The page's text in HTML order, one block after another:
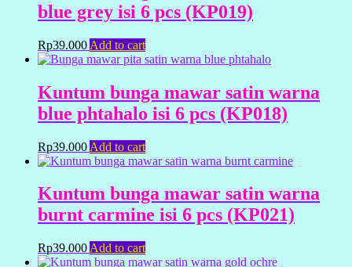
blue grey isi 6 pcs (KP019)
Rp39.000 Add to cart
Kuntum bunga mawar satin warna
blue phtahalo isi 6 pcs (KP018)
Rp39.000 Add to cart
Kuntum bunga mawar satin warna
burnt carmine isi 6 pcs (KP021)
Rp39.000 Add to cart